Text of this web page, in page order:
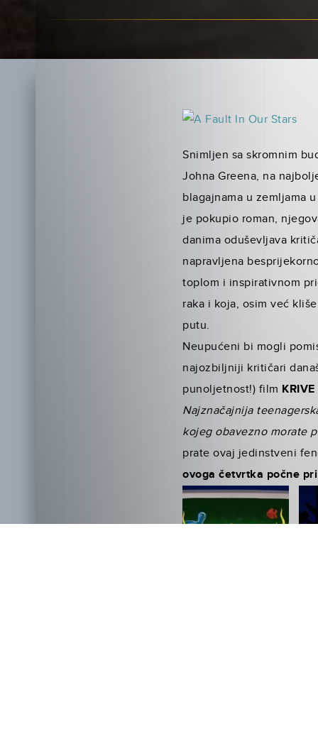
Snimljen sa skromnim
Johna Greena, na
bla­gajnama u zemljama
je pokupio roman,
danima oduševljava
napravljena
top­lom i inspirativnom
raka i koja, osim već
putu.
Neupućeni bi mogli
najozbiljniji kritičari
punoljetnost!) film
Najznačajnija
kojeg obave­zno morate
prate ovaj jedinstveni
ovoga četvrtka počne